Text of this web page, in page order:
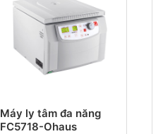
Máy ly tâm đa năng
FC5718-Ohaus